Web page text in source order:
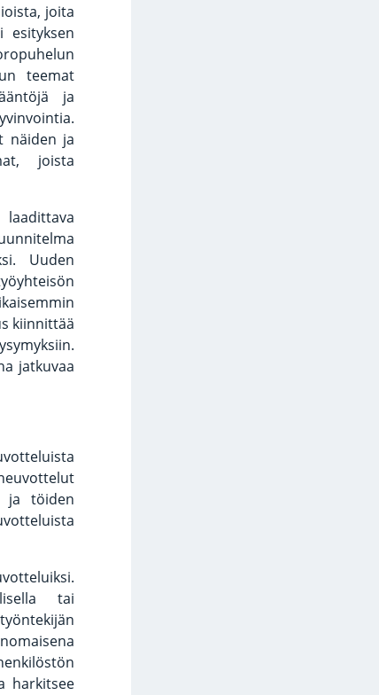
joita
esityksen
teemat
ja
näiden ja
joista
Uuden
kiinnittää
jatkuvaa
ja töiden
tai
harkitsee